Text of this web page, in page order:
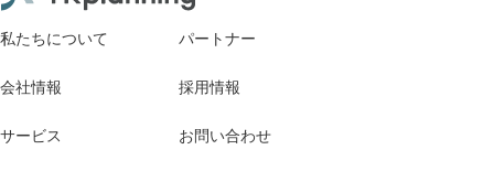
私たちについて
会社情報
サービス
パートナー
採用情報
お問い合わせ